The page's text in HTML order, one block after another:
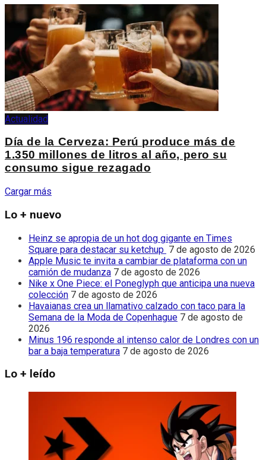
Actualidad
Día de la Cerveza: Perú produce más de
1.350 millones de litros al año, pero su
consumo sigue rezagado
Cargar más
Lo + nuevo
Heinz se apropia de un hot dog gigante en Times
Square para destacar su ketchup 7 de agosto de 2026
Apple Music te invita a cambiar de plataforma con un
camión de mudanza 7 de agosto de 2026
Nike x One Piece: el Poneglyph que anticipa una nueva
colección 7 de agosto de 2026
Havaianas crea un llamativo calzado con taco para la
Semana de la Moda de Copenhague 7 de agosto de
2026
Minus 196 responde al intenso calor de Londres con un
bar a baja temperatura 7 de agosto de 2026
Lo + leído